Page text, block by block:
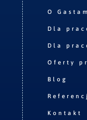
O
Dla
Dla
Oferty
Blog
Kontakt